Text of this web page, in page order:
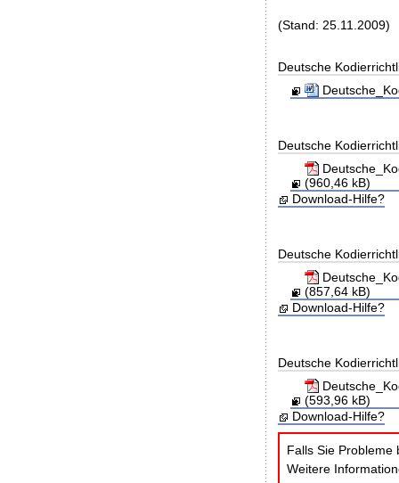
(Stand: 25.11.2009)
Deutsche
Deutsche
(960,46 kB)
Download-Hilfe?
Deutsche
(857,64 kB)
Download-Hilfe?
Deutsche
(593,96 kB)
Download-Hilfe?
Falls Sie Probleme
Weitere